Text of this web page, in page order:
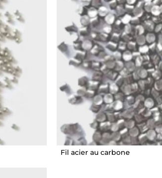
Fil acier au carbone